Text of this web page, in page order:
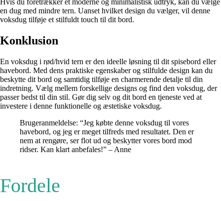
Hvis du foretrækker et moderne og minimalistisk udtryk, kan du vælge
en dug med mindre tern. Uanset hvilket design du vælger, vil denne
voksdug tilføje et stilfuldt touch til dit bord.
Konklusion
En voksdug i rød/hvid tern er den ideelle løsning til dit spisebord eller
havebord. Med dens praktiske egenskaber og stilfulde design kan du
beskytte dit bord og samtidig tilføje en charmerende detalje til din
indretning. Vælg mellem forskellige designs og find den voksdug, der
passer bedst til din stil. Gør dig selv og dit bord en tjeneste ved at
investere i denne funktionelle og æstetiske voksdug.
Brugeranmeldelse: “Jeg købte denne voksdug til vores
havebord, og jeg er meget tilfreds med resultatet. Den er
nem at rengøre, ser flot ud og beskytter vores bord mod
ridser. Kan klart anbefales!” – Anne
Fordele